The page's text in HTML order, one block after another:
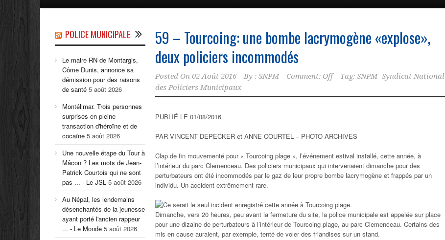
59 – Tourcoing: une bombe lacrymogène «explose»,
deux policiers incommodés
Posted On 02 Août 2016 By : SNPM Comment: Off Tag: SNPM- Syndicat National
des Policiers Municipaux
PUBLIÉ LE 01/08/2016
PAR VINCENT DEPECKER et ANNE COURTEL – PHOTO ARCHIVES
Clap de fin mouvementé pour « Tourcoing plage », l’événement estival installé, cette année, à
l’intérieur du parc Clemenceau. Des policiers municipaux qui intervenaient dimanche pour des
perturbateurs ont été incommodés par le gaz de leur propre bombe lacrymogène et frappés par un
individu. Un accident extrêmement rare.
Dimanche, vers 20 heures, peu avant la fermeture du site, la police municipale est appelée sur place
pour une dizaine de perturbateurs à l’intérieur de Tourcoing plage, au parc Clemenceau. Certains des
mis en cause auraient, par exemple, tenté de voler des friandises sur un stand.
POLICE MUNICIPALE
Le maire RN de Montargis,
Côme Dunis, annonce sa
démission pour des raisons
de santé 5 août 2026
Montélimar. Trois personnes
surprises en pleine
transaction d'héroïne et de
cocaïne 5 août 2026
Une nouvelle étape du Tour à
Mâcon ? Les mots de Jean-
Patrick Courtois qui ne sont
pas ... - Le JSL 5 août 2026
Au Népal, les lendemains
désenchantés de la jeunesse
ayant porté l'ancien rappeur
... - Le Monde 5 août 2026